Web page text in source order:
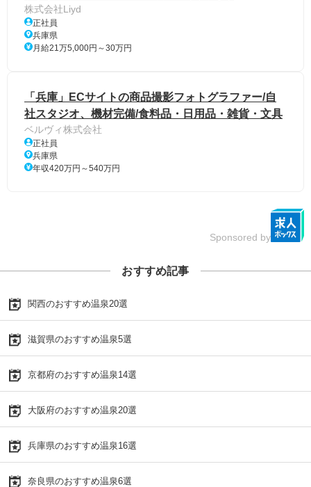
株式会社Liyd
正社員
兵庫県
月給21万5,000円～30万円
「兵庫」ECサイトの商品撮影フォトグラファー/自
社スタジオ、機材完備/食料品・日用品・雑貨・文具
ベルヴィ株式会社
正社員
兵庫県
年収420万円～540万円
Sponsored by
おすすめ記事
関西のおすすめ温泉20選
滋賀県のおすすめ温泉5選
京都府のおすすめ温泉14選
大阪府のおすすめ温泉20選
兵庫県のおすすめ温泉16選
奈良県のおすすめ温泉6選